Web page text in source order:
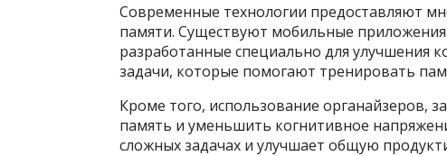
Современные технологии предоставляют
памяти. Существуют мобильные
разработанные специально для улучшения
задачи, которые помогают тренировать
Кроме того, использование органайзеров,
память и уменьшить когнитивное
сложных задачах и улучшает общую